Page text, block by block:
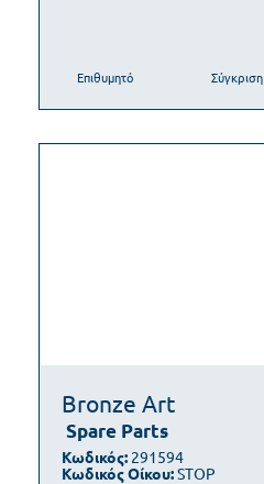
Επιθυμητό Σύγκριση
Bronze Art
Spare Parts
Κωδικός: 291594
Κωδικός Οίκου:STOP